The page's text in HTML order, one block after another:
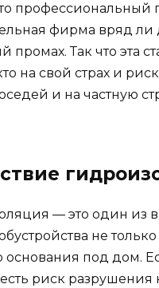
профессиональный
фирма вряд ли
промах. Так что эта
на свой страх и
и на частную
— это один из
не
основания под дом.
есть риск разрушения